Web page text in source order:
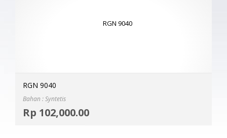
RGN 9040
Bahan : Syntetis
Rp 102,000.00